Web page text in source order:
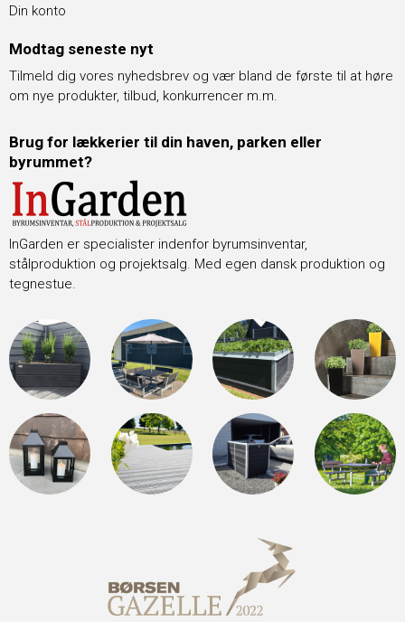
Din konto
Modtag seneste nyt
Tilmeld dig vores nyhedsbrev og vær bland de første til at høre
om nye produkter, tilbud, konkurrencer m.m.
Brug for lækkerier til din haven, parken eller
byrummet?
InGarden er specialister indenfor byrumsinventar,
stålproduktion og projektsalg. Med egen dansk produktion og
tegnestue.